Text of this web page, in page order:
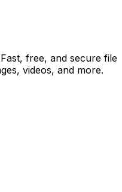
free, and secure file
videos, and more.